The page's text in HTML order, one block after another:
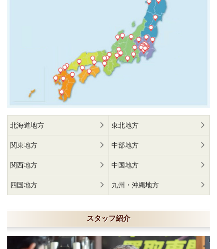
北海道地方 東北地方
関東地方 中部地方
関西地方 中国地方
四国地方 九州・沖縄地方
スタッフ紹介